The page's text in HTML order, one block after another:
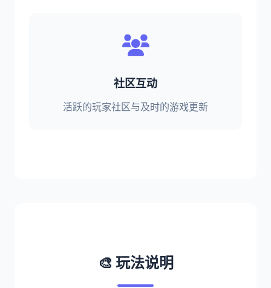
社区互动
活跃的玩家社区与及时的游戏更新
🎨 玩法说明